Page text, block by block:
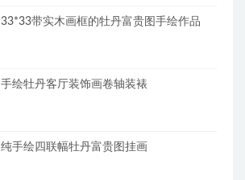
33*33带实木画框的牡丹富贵图手绘作品
手绘牡丹客厅装饰画卷轴装裱
纯手绘四联幅牡丹富贵图挂画